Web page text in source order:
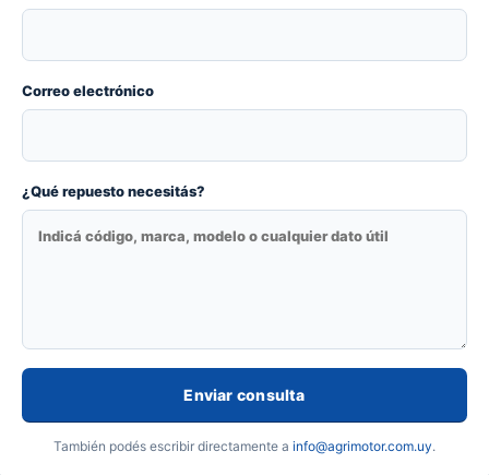
Correo electrónico
¿Qué repuesto necesitás?
Enviar consulta
También podés escribir directamente a info@agrimotor.com.uy.